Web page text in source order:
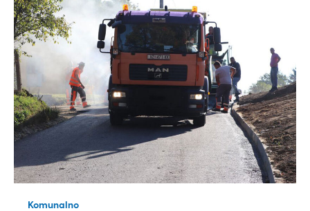
Komunalno